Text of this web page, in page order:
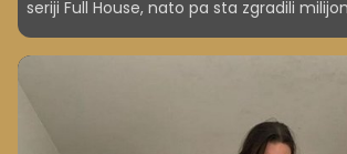
seriji Full House, nato pa sta zgradili
milijardni modni in medijski imperij. Kako
uspelo?